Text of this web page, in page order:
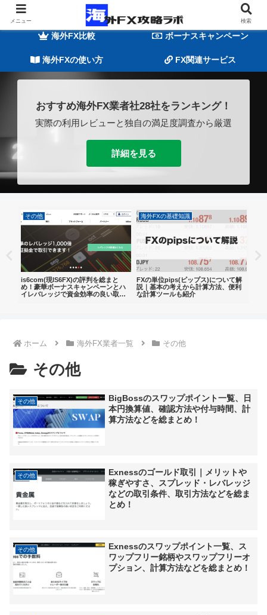
海外FXの基礎知識
海外FX比較 ボーナスキャンペーン
海外FXの使い方 FX関連サービス
おすすめ海外FX業者社28社をランキング！
実際の利用レビューと独自の満足度調査から厳選
詳細を見る
その他
is6com(現IS6FX)の評判を総まと
め！豪華ボーナスキャンペーンとハ
イレバレッジで資金効率の良い取引
海外FXの基礎知識
FXの単位pips(ピップス)について解
説｜基本の考えから計算方法、便利
な計算ツールも紹介
ホーム 海外FX業者一覧 その他
その他
その他
BigBossのスワップポイント一覧、日
本円換算値、確認方法や付与時間、計
算方法などを総まとめ！
その他
Exnessのゴールド取引｜メリットや
稼ぎやすさ、スプレッド・レバレッジ
などの取引条件、取引方法などを総ま
とめ！
その他
Exnessのスワップポイント一覧、ス
ワップフリー銘柄やスワップフリーオ
プション、計算方法などを総まとめ！
メニュー 検索